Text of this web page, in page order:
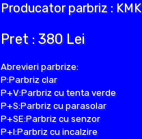
Producator parbriz : KMK
Pret : 380 Lei
Abrevieri parbrize:
P:Parbriz clar
P+V:Parbriz cu tenta verde
P+S:Parbriz cu parasolar
P+SE:Parbriz cu senzor
P+I:Parbriz cu incalzire